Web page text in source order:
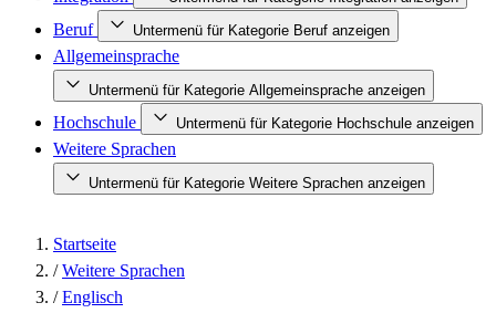
Beruf Untermenü für Kategorie Beruf anzeigen
Allgemeinsprache
Untermenü für Kategorie Allgemeinsprache anzeigen
Hochschule Untermenü für Kategorie Hochschule anzeigen
Weitere Sprachen
Untermenü für Kategorie Weitere Sprachen anzeigen
Startseite
/ Weitere Sprachen
/ Englisch